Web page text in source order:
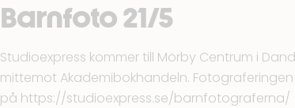
Barnfoto 21/5
Studioexpress kommer till Mörby Centrum i
mittemot Akademibokhandeln.
på https://studioexpress.se/barnfotograferna/